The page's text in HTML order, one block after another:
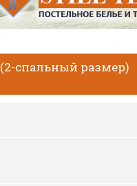
(2-спальный размер)